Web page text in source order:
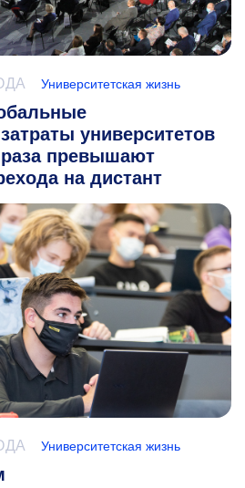
Университетская жизнь
университетов
превышают
на дистант
Университетская жизнь